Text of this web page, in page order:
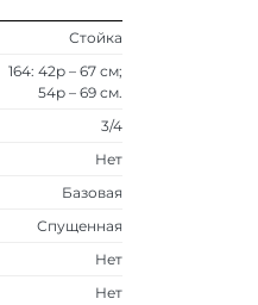
Стойка
164: 42р – 67 см;
54р – 69 см.
3/4
Нет
Базовая
Спущенная
Нет
Нет